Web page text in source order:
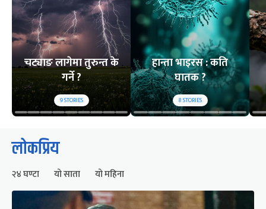
चट्याङ लागेमा तुरुन्त के
गर्ने ?
9STORIES
हान्ता भाइरस : कति
घातक ?
8STORIES
लोकप्रिय
२४ घण्टा यो साता यो महिना